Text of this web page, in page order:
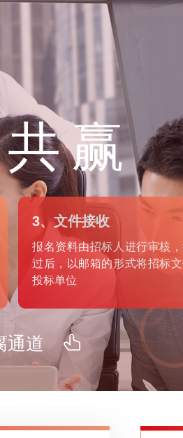
赢
3、文件接收
报名资料由招标人进行审核
过后，以邮箱的形式将招标
投标单位
通道